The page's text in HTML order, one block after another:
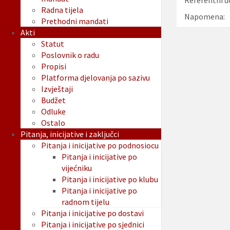
Napomena:
Radna tijela
Prethodni mandati
Akti
Statut
Poslovnik o radu
Propisi
Platforma djelovanja po sazivu
Izvještaji
Budžet
Odluke
Ostalo
Pitanja, inicijative i zaključci
Pitanja i inicijative po podnosiocu
Pitanja i inicijative po
vijećniku
Pitanja i inicijative po klubu
Pitanja i inicijative po
radnom tijelu
Pitanja i inicijative po dostavi
Pitanja i inicijative po sjednici